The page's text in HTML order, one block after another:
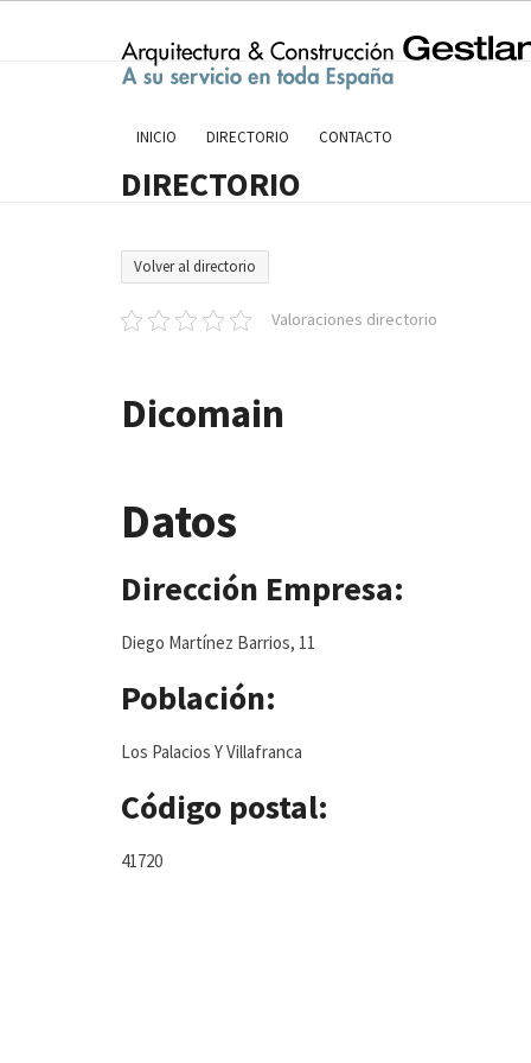
INICIO DIRECTORIO CONTACTO
DIRECTORIO
Volver al directorio
Valoraciones directorio
Dicomain
Datos
Dirección Empresa:
Diego Martínez Barrios, 11
Población:
Los Palacios Y Villafranca
Código postal:
41720